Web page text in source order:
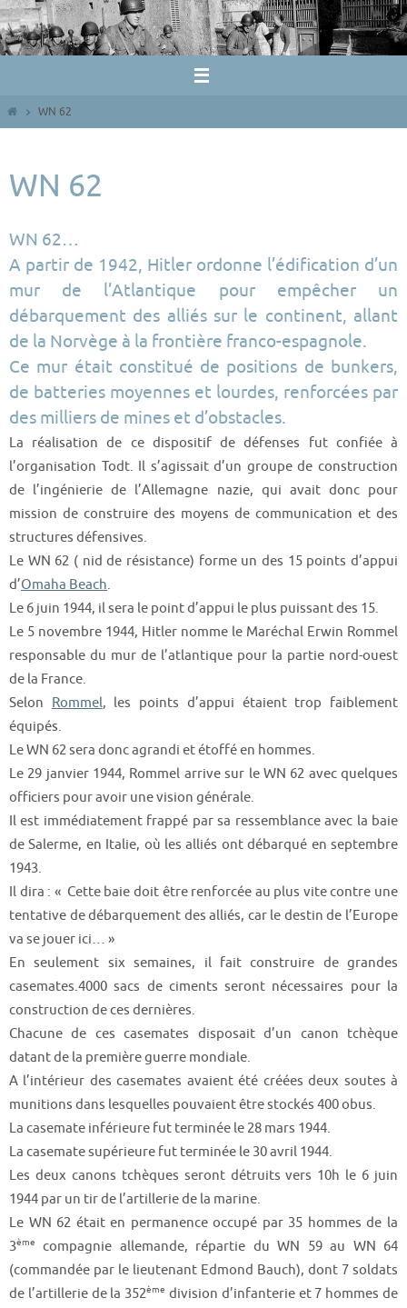
Passer
vers
le
HomeWN 62
WN 62
WN 62…
A partir de 1942, Hitler ordonne l’édification d’un
mur de l’Atlantique pour empêcher un
débarquement des alliés sur le continent, allant
de la Norvège à la frontière franco-espagnole.
Ce mur était constitué de positions de bunkers,
de batteries moyennes et lourdes, renforcées par
des milliers de mines et d’obstacles.
La réalisation de ce dispositif de défenses fut confiée à
l’organisation Todt. Il s’agissait d’un groupe de construction
de l’ingénierie de l’Allemagne nazie, qui avait donc pour
mission de construire des moyens de communication et des
structures défensives.
Le WN 62 ( nid de résistance) forme un des 15 points d’appui
d’Omaha Beach.
Le 6 juin 1944, il sera le point d’appui le plus puissant des 15.
Le 5 novembre 1944, Hitler nomme le Maréchal Erwin Rommel
responsable du mur de l’atlantique pour la partie nord-ouest
de la France.
Selon Rommel, les points d’appui étaient trop faiblement
équipés.
Le WN 62 sera donc agrandi et étoffé en hommes.
Le 29 janvier 1944, Rommel arrive sur le WN 62 avec quelques
officiers pour avoir une vision générale.
Il est immédiatement frappé par sa ressemblance avec la baie
de Salerme, en Italie, où les alliés ont débarqué en septembre
1943.
Il dira : « Cette baie doit être renforcée au plus vite contre une
tentative de débarquement des alliés, car le destin de l’Europe
va se jouer ici… »
En seulement six semaines, il fait construire de grandes
casemates.4000 sacs de ciments seront nécessaires pour la
construction de ces dernières.
Chacune de ces casemates disposait d’un canon tchèque
datant de la première guerre mondiale.
A l’intérieur des casemates avaient été créées deux soutes à
munitions dans lesquelles pouvaient être stockés 400 obus.
La casemate inférieure fut terminée le 28 mars 1944.
La casemate supérieure fut terminée le 30 avril 1944.
Les deux canons tchèques seront détruits vers 10h le 6 juin
1944 par un tir de l’artillerie de la marine.
Le WN 62 était en permanence occupé par 35 hommes de la
3ème
compagnie allemande, répartie du WN 59 au WN 64
(commandée par le lieutenant Edmond Bauch), dont 7 soldats
de l’artillerie de la 352ème division d’infanterie et 7 hommes de